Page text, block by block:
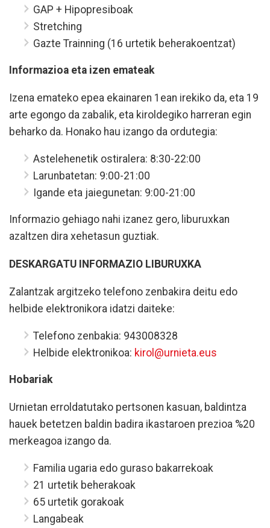
GAP + Hipopresiboak
Stretching
Gazte Trainning (16 urtetik beherakoentzat)
Informazioa eta izen emateak
Izena emateko epea ekainaren 1ean irekiko da, eta 19
arte egongo da zabalik, eta kiroldegiko harreran egin
beharko da. Honako hau izango da ordutegia:
Astelehenetik ostiralera: 8:30-22:00
Larunbatetan: 9:00-21:00
Igande eta jaiegunetan: 9:00-21:00
Informazio gehiago nahi izanez gero, liburuxkan
azaltzen dira xehetasun guztiak.
DESKARGATU INFORMAZIO LIBURUXKA
Zalantzak argitzeko telefono zenbakira deitu edo
helbide elektronikora idatzi daiteke:
Telefono zenbakia: 943008328
Helbide elektronikoa: kirol@urnieta.eus
Hobariak
Urnietan erroldatutako pertsonen kasuan, baldintza
hauek betetzen baldin badira ikastaroen prezioa %20
merkeagoa izango da.
Familia ugaria edo guraso bakarrekoak
21 urtetik beherakoak
65 urtetik gorakoak
Langabeak